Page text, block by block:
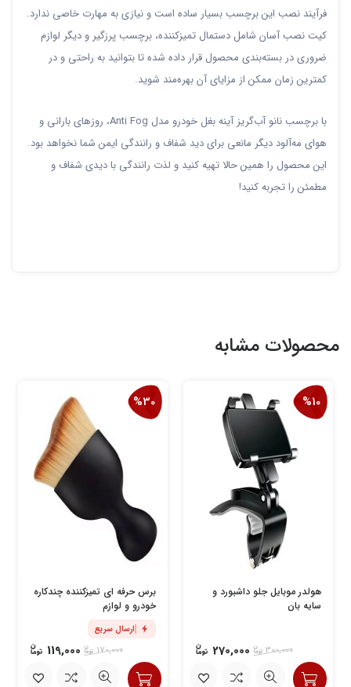
فرآیند نصب این برچسب بسیار ساده است و نیازی به مهارت خاصی ندارد.
کیت نصب آسان شامل دستمال تمیزکننده، برچسب پرزگیر و دیگر لوازم
ضروری در بسته‌بندی محصول قرار داده شده تا بتوانید به راحتی و در
کمترین زمان ممکن از مزایای آن بهره‌مند شوید.
با برچسب نانو آب‌گریز آینه بغل خودرو مدل Anti Fog، روزهای بارانی و
هوای مه‌آلود دیگر مانعی برای دید شفاف و رانندگی ایمن شما نخواهد بود.
این محصول را همین حالا تهیه کنید و لذت رانندگی با دیدی شفاف و
مطمئن را تجربه کنید!
محصولات مشابه
%10
هولدر موبایل جلو داشبورد و
سایه بان
300,000
270,000
%30
برس حرفه ای تمیزکننده چندکاره
خودرو و لوازم
ارسال سریع
170,000
119,000